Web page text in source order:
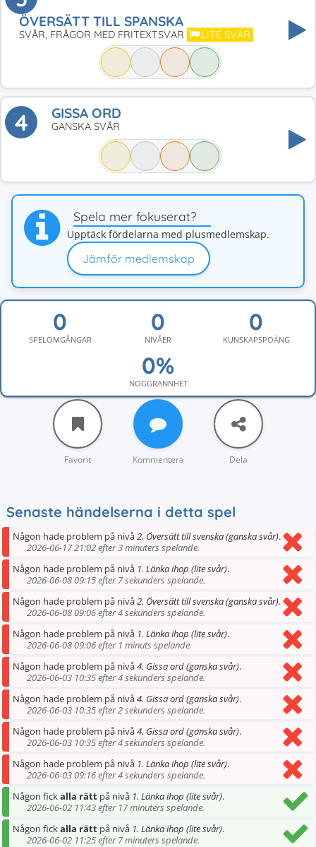
ÖVERSÄTT TILL SPANSKA
SVÅR, FRÅGOR MED FRITEXTSVAR LITE SVÅR
4 GISSA ORD
GANSKA SVÅR
Spela mer fokuserat?
Upptäck fördelarna med plusmedlemskap.
Jämför medlemskap
SPELOMGÅNGAR NIVÅER KUNSKAPSPOÄNG
NOGGRANNHET
Favorit Kommentera Dela
Senaste händelserna i detta spel
Någon hade problem på nivå2. Översätt till svenska (ganska svår).
2026-06-17 21:02 efter 3 minuters spelande.
Någon hade problem på nivå 1. Länka ihop (lite svår).
2026-06-08 09:15 efter 7 sekunders spelande.
Någon hade problem på nivå2. Översätt till svenska (ganska svår).
2026-06-08 09:06 efter 4 sekunders spelande.
Någon hade problem på nivå 1. Länka ihop (lite svår).
2026-06-08 09:06 efter 1 minuts spelande.
Någon hade problem på nivå4. Gissa ord (ganska svår).
2026-06-03 10:35 efter 4 sekunders spelande.
Någon hade problem på nivå4. Gissa ord (ganska svår).
2026-06-03 10:35 efter 2 sekunders spelande.
Någon hade problem på nivå4. Gissa ord (ganska svår).
2026-06-03 10:35 efter 4 sekunders spelande.
Någon hade problem på nivå 1. Länka ihop (lite svår).
2026-06-03 09:16 efter 4 sekunders spelande.
Någon fickalla rätt på nivå 1. Länka ihop (lite svår).
2026-06-02 11:43 efter 17 minuters spelande.
Någon fickalla rätt på nivå 1. Länka ihop (lite svår).
2026-06-02 11:25 efter 7 minuters spelande.